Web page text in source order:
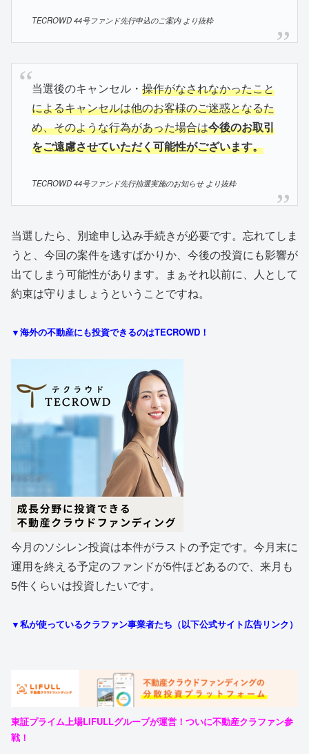
TECROWD 44号ファンド先行申込のご案内 より抜粋
当選後のキャンセル・ 操作がなされなかったこと
によるキャンセルは他のお客様のご迷惑となるた
め、そのような行為があった場合は今後のお取引
をご遠慮させていただく可能性がございます。
TECROWD 44号ファンド先行抽選実施のお知らせ より抜粋
当選したら、別途申し込み手続きが必要です。忘れてしま
うと、今回の案件を逃すばかりか、今後の投資にも影響が
出てしまう可能性があります。まぁそれ以前に、人として
約束は守りましょうということですね。
▼海外の不動産にも投資できるのはTECROWD！
今月のソシレン投資は本件がラストの予定です。今月末に
運用を終える予定のファンドが5件ほどあるので、来月も
5件くらいは投資したいです。
▼私が使っているクラファン事業者たち（以下公式サイト広告リンク）
東証プライム上場LIFULLグループが運営！ついに不動産クラファン参
戦！